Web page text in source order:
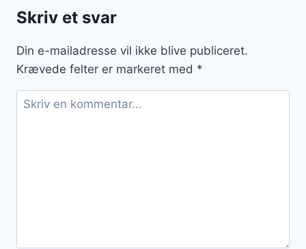
Skriv et svar
Din e-mailadresse vil ikke blive publiceret.
Krævede felter er markeret med *